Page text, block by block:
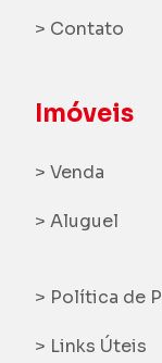
> Contato
Imóveis
> Venda
> Aluguel
> Política de
> Links Úteis